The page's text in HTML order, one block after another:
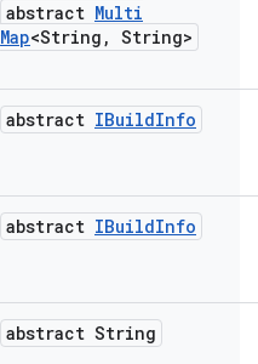
abstract Multi
Map<String , String>
abstract IBuildInfo
abstract IBuildInfo
abstract String